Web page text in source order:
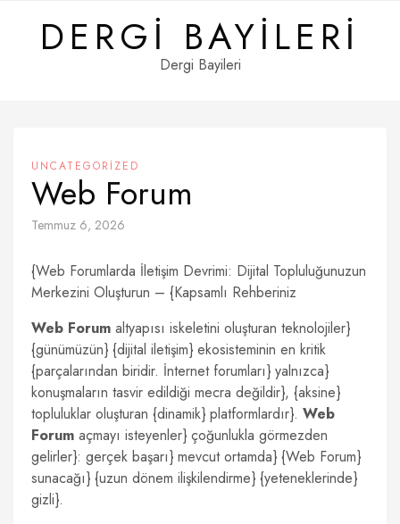
contentDERGI BAYILERI
Dergi Bayileri
UNCATEGORIZED
Web Forum
Temmuz 6, 2026
{Web Forumlarda İletişim Devrimi: Dijital Topluluğunuzun
Merkezini Oluşturun – {Kapsamlı Rehberiniz
Web Forum altyapısı iskeletini oluşturan teknolojiler}
{günümüzün} {dijital iletişim} ekosisteminin en kritik
{parçalarından biridir. İnternet forumları} yalnızca}
konuşmaların tasvir edildiği mecra değildir}, {aksine}
topluluklar oluşturan {dinamik} platformlardır}. Web
Forum açmayı isteyenler} çoğunlukla görmezden
gelirler}: gerçek başarı} mevcut ortamda} {Web Forum}
sunacağı} {uzun dönem ilişkilendirme} {yeteneklerinde}
gizli}.